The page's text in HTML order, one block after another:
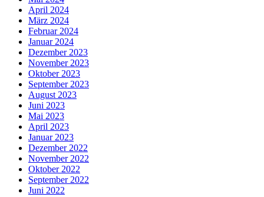
April 2024
März 2024
Februar 2024
Januar 2024
Dezember 2023
November 2023
Oktober 2023
September 2023
August 2023
Juni 2023
Mai 2023
April 2023
Januar 2023
Dezember 2022
November 2022
Oktober 2022
September 2022
Juni 2022